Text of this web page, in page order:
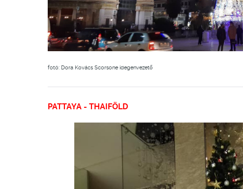
fotó: Dora Kovács Scorsone idegenvezető
PATTAYA - THAIFÖLD